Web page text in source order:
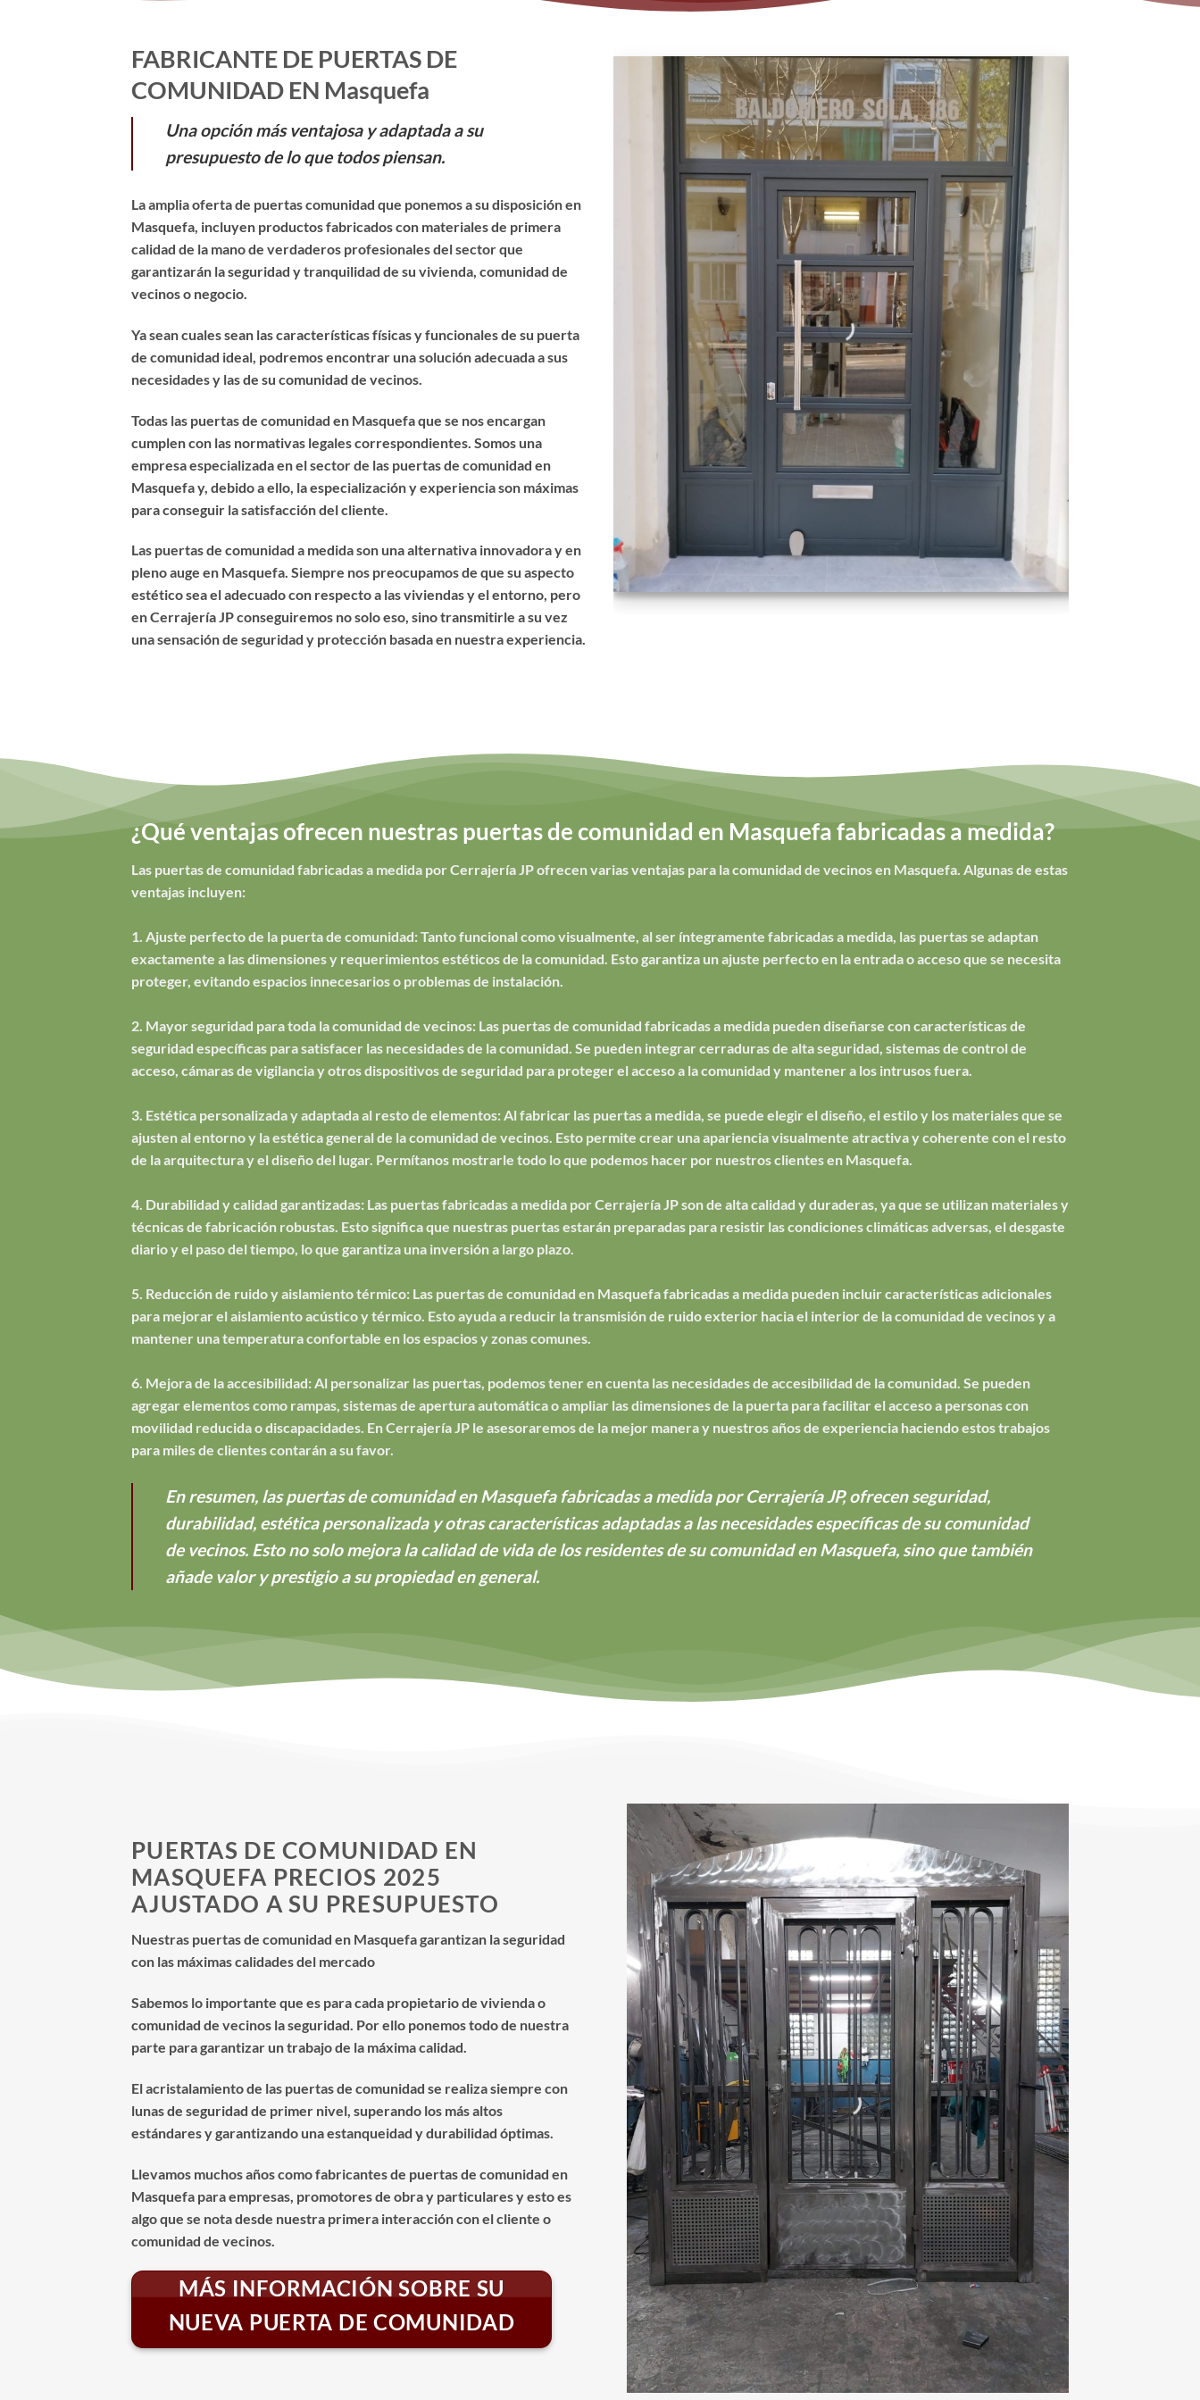
FABRICANTE DE PUERTAS DE
COMUNIDAD EN Masquefa
Una opción más ventajosa y adaptada a su
presupuesto de lo que todos piensan.
La amplia oferta de puertas comunidad que ponemos a su disposición en
Masquefa, incluyen productos fabricados con materiales de primera
calidad de la mano de verdaderos profesionales del sector que
garantizarán la seguridad y tranquilidad de su vivienda, comunidad de
vecinos o negocio.
Ya sean cuales sean las características físicas y funcionales de su puerta
de comunidad ideal, podremos encontrar una solución adecuada a sus
necesidades y las de su comunidad de vecinos.
Todas las puertas de comunidad en Masquefa que se nos encargan
cumplen con las normativas legales correspondientes. Somos una
empresa especializada en el sector de las puertas de comunidad en
Masquefa y, debido a ello, la especialización y experiencia son máximas
para conseguir la satisfacción del cliente.
Las puertas de comunidad a medida son una alternativa innovadora y en
pleno auge en Masquefa. Siempre nos preocupamos de que su aspecto
estético sea el adecuado con respecto a las viviendas y el entorno, pero
en Cerrajería JP conseguiremos no solo eso, sino transmitirle a su vez
una sensación de seguridad y protección basada en nuestra experiencia.
¿Qué ventajas ofrecen nuestras puertas de comunidad en Masquefa fabricadas a medida?
Las puertas de comunidad fabricadas a medida por Cerrajería JP ofrecen varias ventajas para la comunidad de vecinos en Masquefa. Algunas de estas
ventajas incluyen:
1. Ajuste perfecto de la puerta de comunidad: Tanto funcional como visualmente, al ser íntegramente fabricadas a medida, las puertas se adaptan
exactamente a las dimensiones y requerimientos estéticos de la comunidad. Esto garantiza un ajuste perfecto en la entrada o acceso que se necesita
proteger, evitando espacios innecesarios o problemas de instalación.
2. Mayor seguridad para toda la comunidad de vecinos: Las puertas de comunidad fabricadas a medida pueden diseñarse con características de
seguridad específicas para satisfacer las necesidades de la comunidad. Se pueden integrar cerraduras de alta seguridad, sistemas de control de
acceso, cámaras de vigilancia y otros dispositivos de seguridad para proteger el acceso a la comunidad y mantener a los intrusos fuera.
3. Estética personalizada y adaptada al resto de elementos: Al fabricar las puertas a medida, se puede elegir el diseño, el estilo y los materiales que se
ajusten al entorno y la estética general de la comunidad de vecinos. Esto permite crear una apariencia visualmente atractiva y coherente con el resto
de la arquitectura y el diseño del lugar. Permítanos mostrarle todo lo que podemos hacer por nuestros clientes en Masquefa.
4. Durabilidad y calidad garantizadas: Las puertas fabricadas a medida por Cerrajería JP son de alta calidad y duraderas, ya que se utilizan materiales y
técnicas de fabricación robustas. Esto significa que nuestras puertas estarán preparadas para resistir las condiciones climáticas adversas, el desgaste
diario y el paso del tiempo, lo que garantiza una inversión a largo plazo.
5. Reducción de ruido y aislamiento térmico: Las puertas de comunidad en Masquefa fabricadas a medida pueden incluir características adicionales
para mejorar el aislamiento acústico y térmico. Esto ayuda a reducir la transmisión de ruido exterior hacia el interior de la comunidad de vecinos y a
mantener una temperatura confortable en los espacios y zonas comunes.
6. Mejora de la accesibilidad: Al personalizar las puertas, podemos tener en cuenta las necesidades de accesibilidad de la comunidad. Se pueden
agregar elementos como rampas, sistemas de apertura automática o ampliar las dimensiones de la puerta para facilitar el acceso a personas con
movilidad reducida o discapacidades. En Cerrajería JP le asesoraremos de la mejor manera y nuestros años de experiencia haciendo estos trabajos
para miles de clientes contarán a su favor.
En resumen, las puertas de comunidad en Masquefa fabricadas a medida por Cerrajería JP, ofrecen seguridad,
durabilidad, estética personalizada y otras características adaptadas a las necesidades específicas de su comunidad
de vecinos. Esto no solo mejora la calidad de vida de los residentes de su comunidad en Masquefa, sino que también
añade valor y prestigio a su propiedad en general.
PUERTAS DE COMUNIDAD EN
MASQUEFA PRECIOS 2025
AJUSTADO A SU PRESUPUESTO
Nuestras puertas de comunidad en Masquefa garantizan la seguridad
con las máximas calidades del mercado
Sabemos lo importante que es para cada propietario de vivienda o
comunidad de vecinos la seguridad. Por ello ponemos todo de nuestra
parte para garantizar un trabajo de la máxima calidad.
El acristalamiento de las puertas de comunidad se realiza siempre con
lunas de seguridad de primer nivel, superando los más altos
estándares y garantizando una estanqueidad y durabilidad óptimas.
Llevamos muchos años como fabricantes de puertas de comunidad en
Masquefa para empresas, promotores de obra y particulares y esto es
algo que se nota desde nuestra primera interacción con el cliente o
comunidad de vecinos.
MÁS INFORMACIÓN SOBRE SU
NUEVA PUERTA DE COMUNIDAD